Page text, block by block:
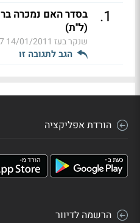
1
.
בסדר האם נמכרה
(ל"ת)
שנקר בעז 14/01/2011 13:07
הגב לתגובה זו
הורדת אפליקציה
הרשמה לדיוור